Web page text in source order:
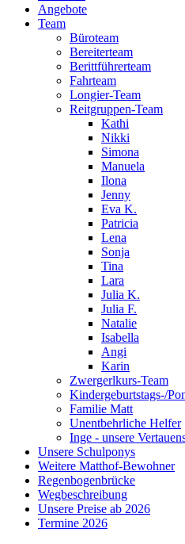
Angebote
Team
Büroteam
Bereiterteam
Berittführerteam
Fahrteam
Longier-Team
Reitgruppen-Team
Kathi
Nikki
Simona
Manuela
Ilona
Jenny
Eva K.
Patricia
Lena
Sonja
Tina
Lara
Julia K.
Julia F.
Natalie
Isabella
Angi
Karin
Zwergerlkurs-Team
Kindergeburtstags-/
Familie Matt
Unentbehrliche Helfer
Inge - unsere
Unsere Schulponys
Weitere Matthof-Bewohner
Regenbogenbrücke
Wegbeschreibung
Unsere Preise ab 2026
Termine 2026